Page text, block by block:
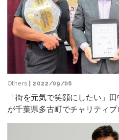
Others | 2022/09/06
「街を元気で笑顔にしたい」
が千葉県多古町でチャリティ